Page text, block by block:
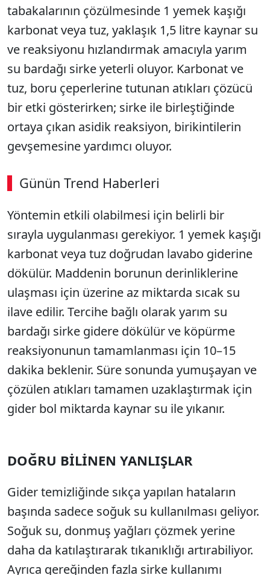
tabakalarının çözülmesinde 1 yemek kaşığı
karbonat veya tuz, yaklaşık 1,5 litre kaynar su
ve reaksiyonu hızlandırmak amacıyla yarım
su bardağı sirke yeterli oluyor. Karbonat ve
tuz, boru çeperlerine tutunan atıkları çözücü
bir etki gösterirken; sirke ile birleştiğinde
ortaya çıkan asidik reaksiyon, birikintilerin
gevşemesine yardımcı oluyor.
Günün Trend Haberleri
00:02 / 03:53
Yöntemin etkili olabilmesi için belirli bir
sırayla uygulanması gerekiyor. 1 yemek kaşığı
karbonat veya tuz doğrudan lavabo giderine
dökülür. Maddenin borunun derinliklerine
ulaşması için üzerine az miktarda sıcak su
ilave edilir. Tercihe bağlı olarak yarım su
bardağı sirke gidere dökülür ve köpürme
reaksiyonunun tamamlanması için 10–15
dakika beklenir. Süre sonunda yumuşayan ve
çözülen atıkları tamamen uzaklaştırmak için
gider bol miktarda kaynar su ile yıkanır.
DOĞRU BİLİNEN YANLIŞLAR
Gider temizliğinde sıkça yapılan hataların
başında sadece soğuk su kullanılması geliyor.
Soğuk su, donmuş yağları çözmek yerine
daha da katılaştırarak tıkanıklığı artırabiliyor.
Ayrıca gereğinden fazla sirke kullanımı